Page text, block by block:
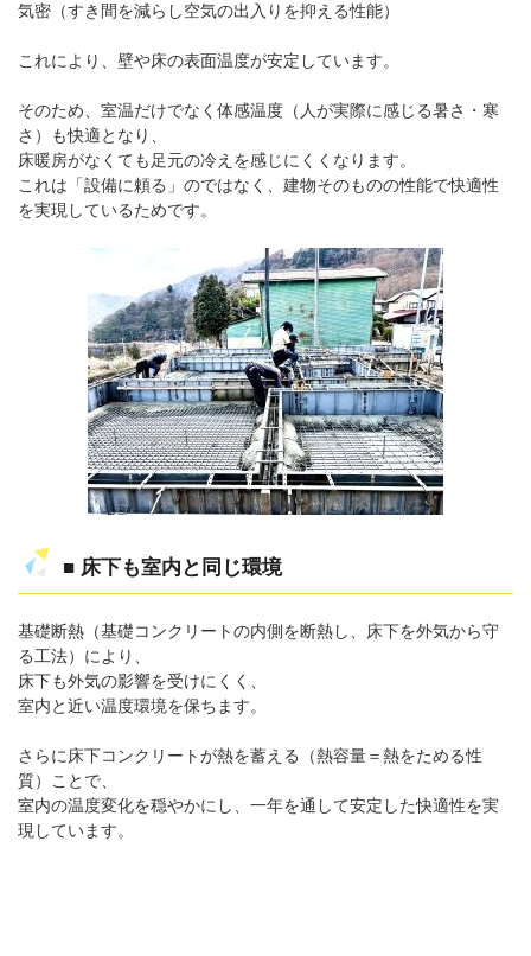
気密（すき間を減らし空気の出入りを抑える性能）
これにより、壁や床の表面温度が安定しています。
そのため、室温だけでなく体感温度（人が実際に感じる暑さ・寒
さ）も快適となり、
床暖房がなくても足元の冷えを感じにくくなります。
これは「設備に頼る」のではなく、建物そのものの性能で快適性
を実現しているためです。
■ 床下も室内と同じ環境
基礎断熱（基礎コンクリートの内側を断熱し、床下を外気から守
る工法）により、
床下も外気の影響を受けにくく、
室内と近い温度環境を保ちます。
さらに床下コンクリートが熱を蓄える（熱容量＝熱をためる性
質）ことで、
室内の温度変化を穏やかにし、一年を通して安定した快適性を実
現しています。